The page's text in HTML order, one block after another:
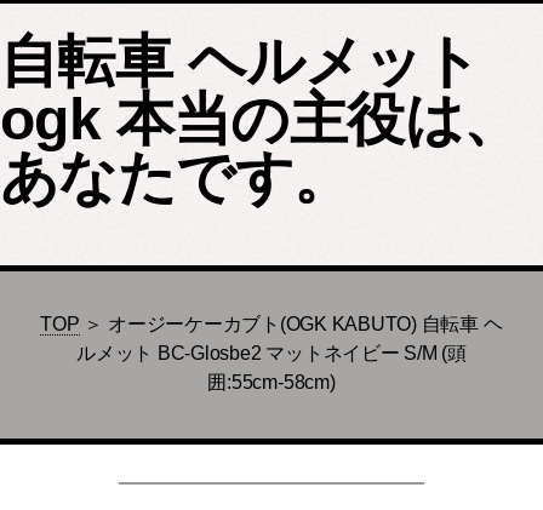
自転車 ヘルメット
ogk 本当の主役は、
あなたです。
TOP ＞ オージーケーカブト(OGK KABUTO) 自転車 ヘ
ルメット BC-Glosbe2 マットネイビー S/M (頭
囲:55cm-58cm)